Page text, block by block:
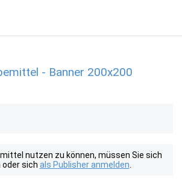
- Banner 200x200
nutzen zu können, müssen Sie sich
oder sich als Publisher anmelden